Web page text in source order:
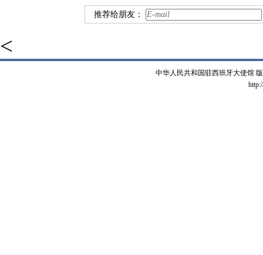
推荐给朋友：
<
中华人民共和国驻西班牙大使馆